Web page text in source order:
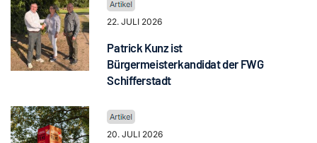
22. JULI 2026
Patrick Kunz ist
Bürgermeisterkandidat der FWG
Schifferstadt
20. JULI 2026